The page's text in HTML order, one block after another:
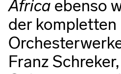
Africa ebenso
der kompletten
Franz